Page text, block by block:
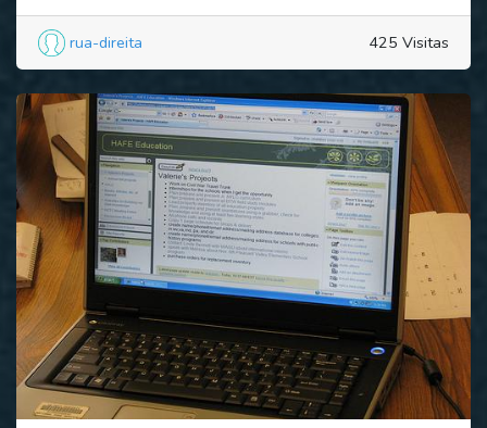
rua-direita 425 Visitas